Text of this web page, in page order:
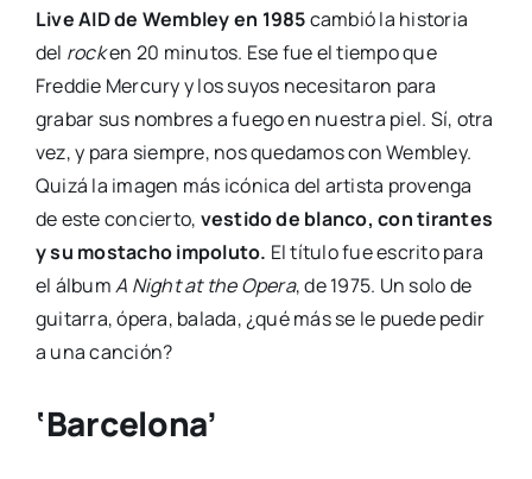
Live AID de Wembley en 1985cambió la historia
del rocken 20 minutos. Ese fue el tiempo que
Freddie Mercury y los suyos necesitaron para
grabar sus nombres a fuego en nuestra piel. Sí, otra
vez, y para siempre, nos quedamos con Wembley.
Quizá la imagen más icónica del artista provenga
de este concierto, vestido de blanco, con tirantes
y su mostacho impoluto. El título fue escrito para
el álbumA Night at the Opera, de 1975. Un solo de
guitarra, ópera, balada, ¿qué más se le puede pedir
a una canción?
‘Barcelona’